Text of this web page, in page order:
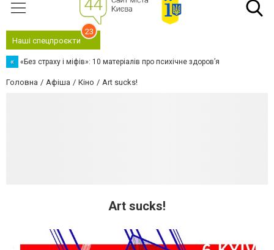
Наші спецпроєкти
23
« «Без страху і міфів»: 10 матеріалів про психічне здоров’я
Головна Афіша Кіно Art sucks!
Art sucks!